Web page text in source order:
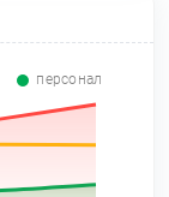
персонал